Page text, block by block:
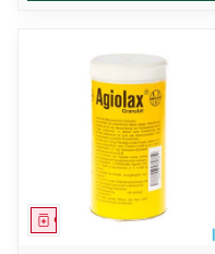
Geneesmiddel